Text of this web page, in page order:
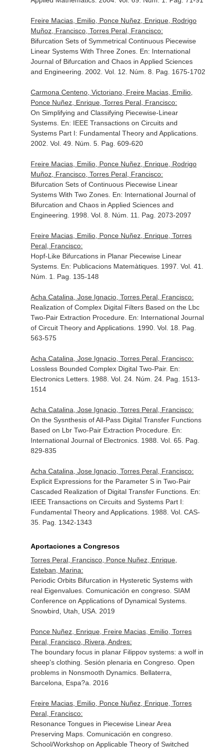
Freire Macias, Emilio, Ponce Nuñez, Enrique, Rodrigo
Muñoz, Francisco, Torres Peral, Francisco:
Bifurcation Sets of Symmetrical Continuous Piecewise
Linear Systems With Three Zones. En: International
Journal of Bifurcation and Chaos in Applied Sciences
and Engineering . 2002. Vol. 12. Núm. 8. Pag. 1675-1702
Carmona Centeno, Victoriano, Freire Macias, Emilio,
Ponce Nuñez, Enrique, Torres Peral, Francisco:
On Simplifying and Classifying Piecewise-Linear
Systems. En: IEEE Transactions on Circuits and
Systems Part I: Fundamental Theory and Applications.
2002. Vol. 49. Núm. 5. Pag. 609-620
Freire Macias, Emilio, Ponce Nuñez, Enrique, Rodrigo
Muñoz, Francisco, Torres Peral, Francisco:
Bifurcation Sets of Continuous Piecewise Linear
Systems With Two Zones. En: International Journal of
Bifurcation and Chaos in Applied Sciences and
Engineering . 1998. Vol. 8. Núm. 11. Pag. 2073-2097
Freire Macias, Emilio, Ponce Nuñez, Enrique, Torres
Peral, Francisco:
Hopf-Like Bifurcations in Planar Piecewise Linear
Systems. En: Publicacions Matemàtiques. 1997. Vol. 41.
Núm. 1. Pag. 135-148
Acha Catalina, Jose Ignacio, Torres Peral, Francisco:
Realization of Complex Digital Filters Based on the Lbc
Two-Pair Extraction Procedure. En: International Journal
of Circuit Theory and Applications. 1990. Vol. 18. Pag.
563-575
Acha Catalina, Jose Ignacio, Torres Peral, Francisco:
Lossless Bounded Complex Digital Two-Pair. En:
Electronics Letters. 1988. Vol. 24. Núm. 24. Pag. 1513-
1514
Acha Catalina, Jose Ignacio, Torres Peral, Francisco:
On the Sysnthesis of All-Pass Digital Transfer Functions
Based on Lbr Two-Pair Extraction Procedure. En:
International Journal of Electronics. 1988. Vol. 65. Pag.
829-835
Acha Catalina, Jose Ignacio, Torres Peral, Francisco:
Explicit Expressions for the Parameter S in Two-Pair
Cascaded Realization of Digital Transfer Functions. En:
IEEE Transactions on Circuits and Systems Part I:
Fundamental Theory and Applications. 1988. Vol. CAS-
35. Pag. 1342-1343
Aportaciones a Congresos
Torres Peral, Francisco, Ponce Nuñez, Enrique,
Esteban, Marina:
Periodic Orbits Bifurcation in Hysteretic Systems with
real Eigenvalues. Comunicación en congreso. SIAM
Conference on Applications of Dynamical Systems.
Snowbird, Utah, USA. 2019
Ponce Nuñez, Enrique, Freire Macias, Emilio, Torres
Peral, Francisco, Rivera, Andres:
The boundary focus in planar Filippov systems: a wolf in
sheep's clothing. Sesión plenaria en Congreso. Open
problems in Nonsmooth Dynamics. Bellaterra,
Barcelona, Espa?a. 2016
Freire Macias, Emilio, Ponce Nuñez, Enrique, Torres
Peral, Francisco:
Resonance Tongues in Piecewise Linear Area
Preserving Maps. Comunicación en congreso.
School/Workshop on Applicable Theory of Switched